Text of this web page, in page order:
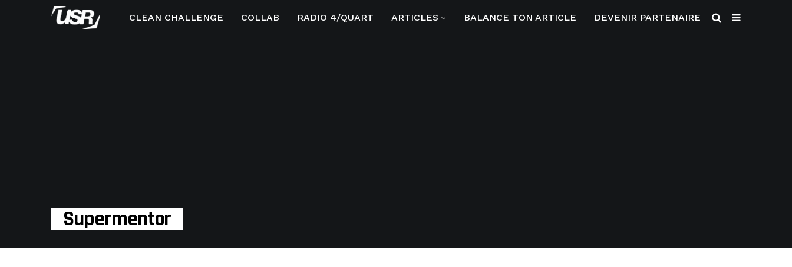
CLEAN CHALLENGE COLLAB RADIO 4/QUART ARTICLES BALANCE TON ARTICLE DEVENIR PARTENAIRE
Supermentor